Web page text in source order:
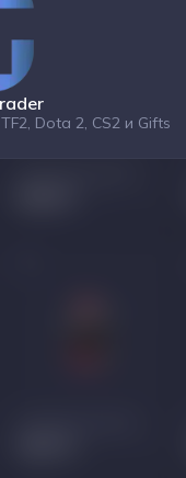
Dota 2, CS2 и Gifts